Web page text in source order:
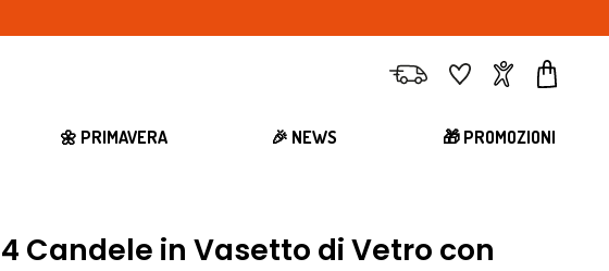
ConsegnaPreferitiAccount
🌼 PRIMAVERA 🎉 NEWS 🎁 PROMOZIONI
4 Candele in Vasetto di Vetro con